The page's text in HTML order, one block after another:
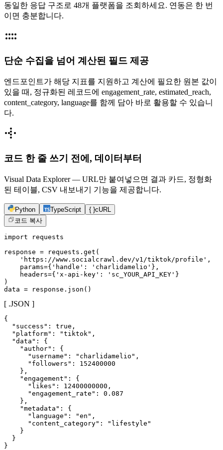
동일한 응답 구조로 48개 플랫폼을 조회하세요. 연동은 한 번
이면 충분합니다.
단순 수집을 넘어 계산된 필드 제공
엔드포인트가 해당 지표를 지원하고 계산에 필요한 원본 값이
있을 때, 정규화된 레코드에 engagement_rate, estimated_reach,
content_category, language를 함께 담아 바로 활용할 수 있습니
다.
코드 한 줄 쓰기 전에, 데이터부터
Visual Data Explorer — URL만 붙여넣으면 결과 카드, 정형화
된 테이블, CSV 내보내기 기능을 제공합니다.
Python TypeScript { }cURL
코드 복사
import requests
response = requests.get(
    'https://www.socialcrawl.dev/v1/tiktok/profile',
    params={'handle': 'charlidamelio'},
    headers={'x-api-key': 'sc_YOUR_API_KEY'}
)
data = response.json()
[ .JSON ]
{
  "success": true,
  "platform": "tiktok",
  "data": {
    "author": {
      "username": "charlidamelio",
      "followers": 152400000
    },
    "engagement": {
      "likes": 12400000000,
      "engagement_rate": 0.087
    },
    "metadata": {
      "language": "en",
      "content_category": "lifestyle"
    }
  }
}